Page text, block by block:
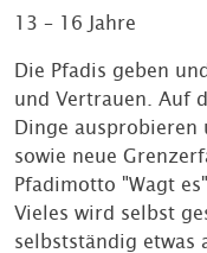
13 – 16 Jahre
Die Pfadis geben
und Vertrauen. Auf
Dinge ausprobieren
sowie neue
Pfadimotto "Wagt
Vieles wird selbst
selbstständig etwas